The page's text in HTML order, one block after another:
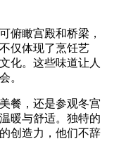
俯瞰宫殿和桥梁，
仅体现了烹饪艺
化。这些味道让人
。
餐，还是参观冬宫
暖与舒适。独特的
创造力，他们不辞